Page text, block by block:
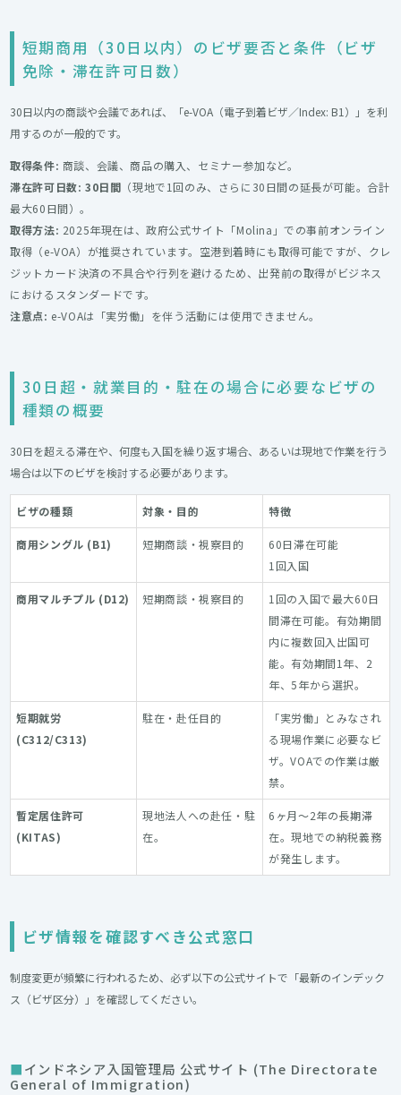
短期商用（30日以内）のビザ要否と条件（ビザ
免除・滞在許可日数）
30日以内の商談や会議であれば、「e-VOA（電子到着ビザ／Index: B1）」を利
用するのが一般的です。
取得条件: 商談、会議、商品の購入、セミナー参加など。
滞在許可日数: 30日間 （現地で1回のみ、さらに30日間の延長が可能。合計
最大60日間）。
取得方法: 2025年現在は、政府公式サイト「Molina」での事前オンライン
取得（e-VOA）が推奨されています。空港到着時にも取得可能ですが、クレ
ジットカード決済の不具合や行列を避けるため、出発前の取得がビジネス
におけるスタンダードです。
注意点: e-VOAは「実労働」を伴う活動には使用できません。
30日超・就業目的・駐在の場合に必要なビザの
種類の概要
30日を超える滞在や、何度も入国を繰り返す場合、あるいは現地で作業を行う
場合は以下のビザを検討する必要があります。
ビザの種類 対象・目的 特徴
商用シングル (B1) 短期商談・視察目的
60日滞在可能
1回入国
商用マルチプル (D12) 短期商談・視察目的
1回の入国で最大60日
間滞在可能。有効期間
内に複数回入出国可
能。有効期間1年、2
年、5年から選択。
短期就労
(C312/C313)
駐在・赴任目的
「実労働」とみなされ
る現場作業に必要なビ
ザ。VOAでの作業は厳
禁。
暫定居住許可
(KITAS)
現地法人への赴任・駐
在。
6ヶ月〜2年の長期滞
在。現地での納税義務
が発生します。
ビザ情報を確認すべき公式窓口
制度変更が頻繁に行われるため、必ず以下の公式サイトで「最新のインデック
ス（ビザ区分）」を確認してください。
インドネシア入国管理局 公式サイト (The Directorate
General of Immigration)